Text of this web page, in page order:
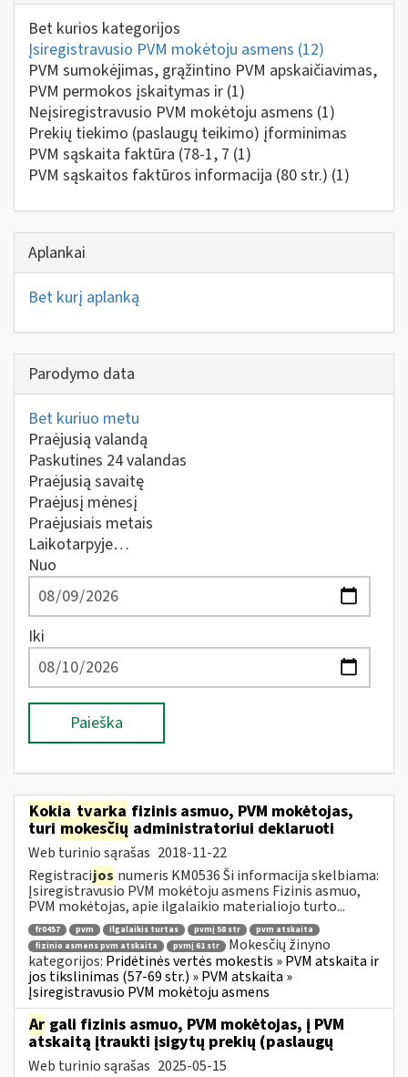
Bet kurios kategorijos
Įsiregistravusio PVM mokėtoju asmens (12)
PVM sumokėjimas, grąžintino PVM apskaičiavimas,
PVM permokos įskaitymas ir (1)
Neįsiregistravusio PVM mokėtoju asmens (1)
Prekių tiekimo (paslaugų teikimo) įforminimas
PVM sąskaita faktūra (78-1, 7 (1)
PVM sąskaitos faktūros informacija (80 str.) (1)
Aplankai
Bet kurį aplanką
Parodymo data
Bet kuriuo metu
Praėjusią valandą
Paskutines 24 valandas
Praėjusią savaitę
Praėjusį mėnesį
Praėjusiais metais
Laikotarpyje…
Nuo
Iki
Paieška
Kokia tvarka fizinis asmuo, PVM mokėtojas,
turimokesčių administratoriui deklaruoti
Web turinio sąrašas 2018-11-22
Registracijos numeris KM0536 Ši informacija skelbiama:
Įsiregistravusio PVM mokėtoju asmens Fizinis asmuo,
PVM mokėtojas, apie ilgalaikio materialiojo turto...
fr0457 pvm ilgalaikis turtas pvmį 58 str
pvm atskaita
fizinio asmens pvm atskaita
pvmį 61 str
Mokesčių žinyno
kategorijos: Pridėtinės vertės mokestis » PVM atskaita ir
jos tikslinimas (57-69 str.) » PVM atskaita »
Įsiregistravusio PVM mokėtoju asmens
Ar gali fizinis asmuo, PVM mokėtojas, į PVM
atskaitą įtraukti įsigytų prekių (paslaugų
Web turinio sąrašas 2025-05-15